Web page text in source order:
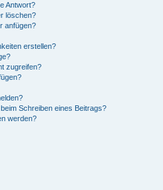
Antwort?
löschen?
anfügen?
erstellen?
zugreifen?
Schreiben eines Beitrags?
werden?